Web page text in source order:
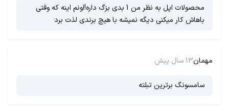
محصولات اپل به نظر من 1 بدی بزگ داره!اونم اینه که وقتی
باهاش کار میکنی دیگه نمیشه با هیچ برندی لذت برد
مهمان13 سال پیش
سامسونگ برترین تبلته